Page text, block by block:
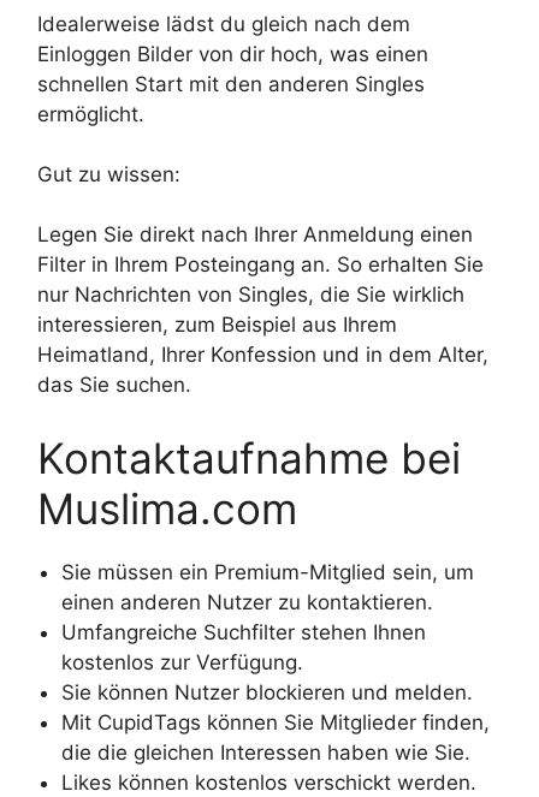
Idealerweise lädst du gleich nach dem
Einloggen Bilder von dir hoch, was einen
schnellen Start mit den anderen Singles
ermöglicht.
Gut zu wissen:
Legen Sie direkt nach Ihrer Anmeldung einen
Filter in Ihrem Posteingang an. So erhalten Sie
nur Nachrichten von Singles, die Sie wirklich
interessieren, zum Beispiel aus Ihrem
Heimatland, Ihrer Konfession und in dem Alter,
das Sie suchen.
Kontaktaufnahme bei
Muslima.com
Sie müssen ein Premium-Mitglied sein, um
einen anderen Nutzer zu kontaktieren.
Umfangreiche Suchfilter stehen Ihnen
kostenlos zur Verfügung.
Sie können Nutzer blockieren und melden.
Mit CupidTags können Sie Mitglieder finden,
die die gleichen Interessen haben wie Sie.
Likes können kostenlos verschickt werden.